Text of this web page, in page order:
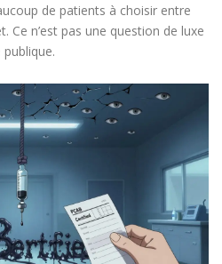
de patients à choisir entre
Ce n’est pas une question de luxe
publique.